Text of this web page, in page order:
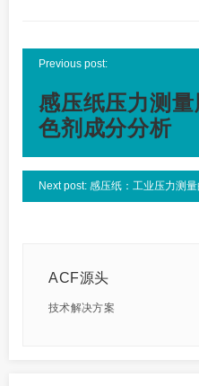
Previous post:
感压纸压力测
色剂成分分析
Next post: 感压纸：工业压力测
ACF源头
技术解决方案